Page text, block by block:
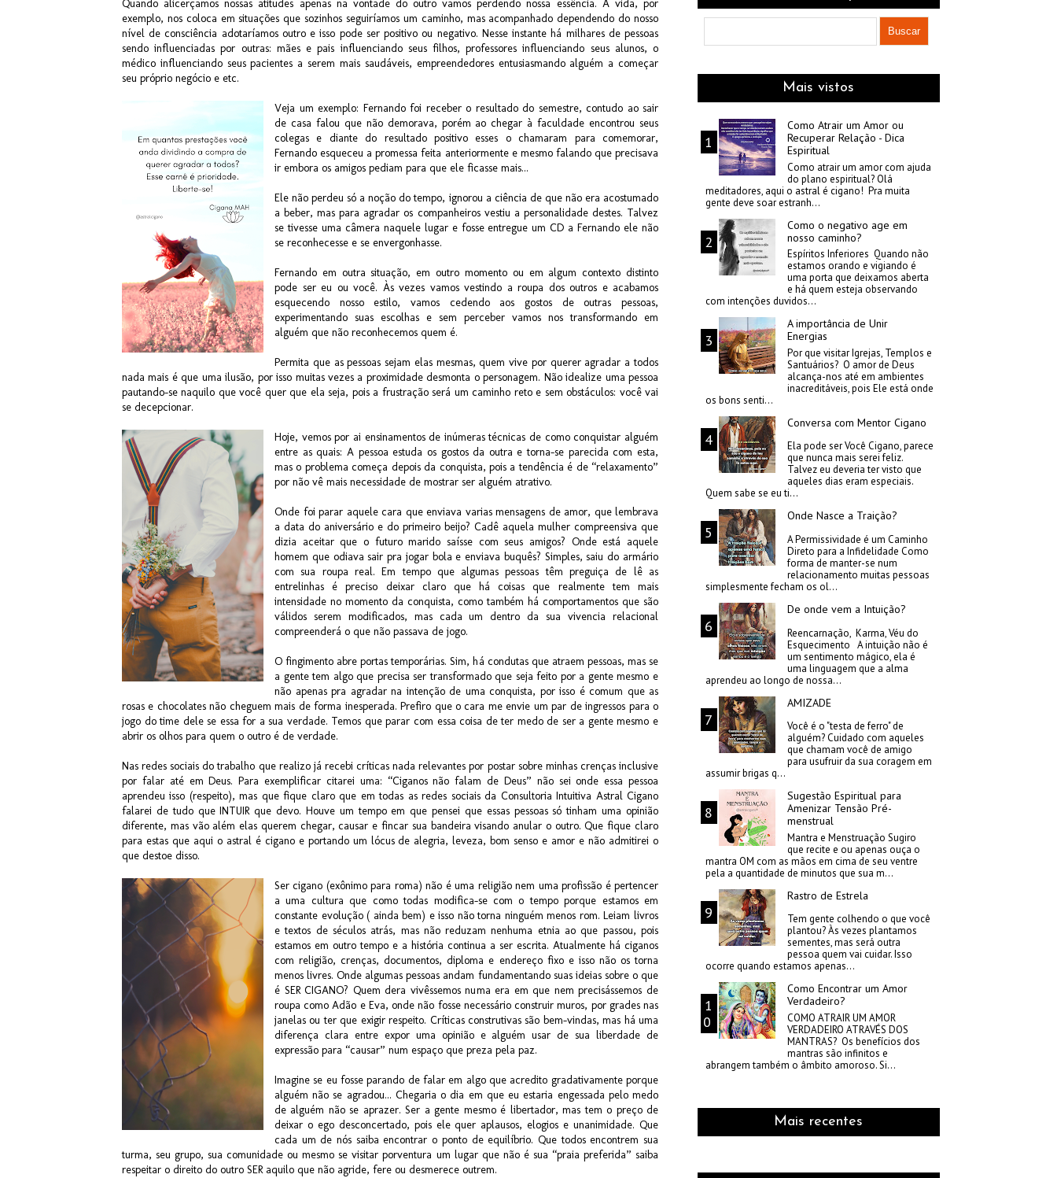
Quando alicerçamos nossas atitudes apenas na vontade do outro vamos perdendo nossa essência. A vida, por
exemplo, nos coloca em situações que sozinhos seguiríamos um caminho, mas acompanhado dependendo do nosso
nível de consciência adotaríamos outro e isso pode ser positivo ou negativo. Nesse instante há milhares de pessoas
sendo influenciadas por outras: mães e pais influenciando seus filhos, professores influenciando seus alunos, o
médico influenciando seus pacientes a serem mais saudáveis, empreendedores entusiasmando alguém a começar
seu próprio negócio e etc.
Veja um exemplo: Fernando foi receber o resultado do semestre, contudo ao sair
de casa falou que não demorava, porém ao chegar à faculdade encontrou seus
colegas e diante do resultado positivo esses o chamaram para comemorar,
Fernando esqueceu a promessa feita anteriormente e mesmo falando que precisava
ir embora os amigos pediam para que ele ficasse mais...
Ele não perdeu só a noção do tempo, ignorou a ciência de que não era acostumado
a beber, mas para agradar os companheiros vestiu a personalidade destes. Talvez
se tivesse uma câmera naquele lugar e fosse entregue um CD a Fernando ele não
se reconhecesse e se envergonhasse.
Fernando em outra situação, em outro momento ou em algum contexto distinto
pode ser eu ou você. Às vezes vamos vestindo a roupa dos outros e acabamos
esquecendo nosso estilo, vamos cedendo aos gostos de outras pessoas,
experimentando suas escolhas e sem perceber vamos nos transformando em
alguém que não reconhecemos quem é.
Permita que as pessoas sejam elas mesmas, quem vive por querer agradar a todos
nada mais é que uma ilusão, por isso muitas vezes a proximidade desmonta o personagem. Não idealize uma pessoa
pautando-se naquilo que você quer que ela seja, pois a frustração será um caminho reto e sem obstáculos: você vai
se decepcionar.
Hoje, vemos por ai ensinamentos de inúmeras técnicas de como conquistar alguém
entre as quais: A pessoa estuda os gostos da outra e torna-se parecida com esta,
mas o problema começa depois da conquista, pois a tendência é de “relaxamento”
por não vê mais necessidade de mostrar ser alguém atrativo.
Onde foi parar aquele cara que enviava varias mensagens de amor, que lembrava
a data do aniversário e do primeiro beijo? Cadê aquela mulher compreensiva que
dizia aceitar que o futuro marido saísse com seus amigos? Onde está aquele
homem que odiava sair pra jogar bola e enviava buquês? Simples, saiu do armário
com sua roupa real. Em tempo que algumas pessoas têm preguiça de lê as
entrelinhas é preciso deixar claro que há coisas que realmente tem mais
intensidade no momento da conquista, como também há comportamentos que são
válidos serem modificados, mas cada um dentro da sua vivencia relacional
compreenderá o que não passava de jogo.
O fingimento abre portas temporárias. Sim, há condutas que atraem pessoas, mas se
a gente tem algo que precisa ser transformado que seja feito por a gente mesmo e
não apenas pra agradar na intenção de uma conquista, por isso é comum que as
rosas e chocolates não cheguem mais de forma inesperada. Prefiro que o cara me envie um par de ingressos para o
jogo do time dele se essa for a sua verdade. Temos que parar com essa coisa de ter medo de ser a gente mesmo e
abrir os olhos para quem o outro é de verdade.
Nas redes sociais do trabalho que realizo já recebi críticas nada relevantes por postar sobre minhas crenças inclusive
por falar até em Deus. Para exemplificar citarei uma: “Ciganos não falam de Deus” não sei onde essa pessoa
aprendeu isso (respeito), mas que fique claro que em todas as redes sociais da Consultoria Intuitiva Astral Cigano
falarei de tudo que INTUIR que devo. Houve um tempo em que pensei que essas pessoas só tinham uma opinião
diferente, mas vão além elas querem chegar, causar e fincar sua bandeira visando anular o outro. Que fique claro
para estas que aqui o astral é cigano e portando um lócus de alegria, leveza, bom senso e amor e não admitirei o
que destoe disso.
Ser cigano (exônimo para roma) não é uma religião nem uma profissão é pertencer
a uma cultura que como todas modifica-se com o tempo porque estamos em
constante evolução ( ainda bem) e isso não torna ninguém menos rom. Leiam livros
e textos de séculos atrás, mas não reduzam nenhuma etnia ao que passou, pois
estamos em outro tempo e a história continua a ser escrita. Atualmente há ciganos
com religião, crenças, documentos, diploma e endereço fixo e isso não os torna
menos livres. Onde algumas pessoas andam fundamentando suas ideias sobre o que
é SER CIGANO? Quem dera vivêssemos numa era em que nem precisássemos de
roupa como Adão e Eva, onde não fosse necessário construir muros, por grades nas
janelas ou ter que exigir respeito. Críticas construtivas são bem-vindas, mas há uma
diferença clara entre expor uma opinião e alguém usar de sua liberdade de
expressão para “causar” num espaço que preza pela paz.
Imagine se eu fosse parando de falar em algo que acredito gradativamente porque
alguém não se agradou... Chegaria o dia em que eu estaria engessada pelo medo
de alguém não se aprazer. Ser a gente mesmo é libertador, mas tem o preço de
deixar o ego desconcertado, pois ele quer aplausos, elogios e unanimidade. Que
cada um de nós saiba encontrar o ponto de equilíbrio. Que todos encontrem sua
turma, seu grupo, sua comunidade ou mesmo se visitar porventura um lugar que não é sua “praia preferida” saiba
respeitar o direito do outro SER aquilo que não agride, fere ou desmerece outrem.
Mais vistos
Como Atrair um Amor ou
Recuperar Relação - Dica
Espiritual
Como atrair um amor com ajuda
do plano espiritual? Olá
meditadores, aqui o astral é cigano! Pra muita
gente deve soar estranh...
Como o negativo age em
nosso caminho?
Espíritos Inferiores Quando não
estamos orando e vigiando é
uma porta que deixamos aberta
e há quem esteja observando
com intenções duvidos...
A importância de Unir
Energias
Por que visitar Igrejas, Templos e
Santuários? O amor de Deus
alcança-nos até em ambientes
inacreditáveis, pois Ele está onde
os bons senti...
Conversa com Mentor Cigano
Ela pode ser Você Cigano, parece
que nunca mais serei feliz.
Talvez eu deveria ter visto que
aqueles dias eram especiais.
Quem sabe se eu ti...
Onde Nasce a Traição?
A Permissividade é um Caminho
Direto para a Infidelidade Como
forma de manter-se num
relacionamento muitas pessoas
simplesmente fecham os ol...
De onde vem a Intuição?
Reencarnação, Karma, Véu do
Esquecimento A intuição não é
um sentimento mágico, ela é
uma linguagem que a alma
aprendeu ao longo de nossa...
AMIZADE
Você é o "testa de ferro" de
alguém? Cuidado com aqueles
que chamam você de amigo
para usufruir da sua coragem em
assumir brigas q...
Sugestão Espiritual para
Amenizar Tensão Pré-
menstrual
Mantra e Menstruação Sugiro
que recite e ou apenas ouça o
mantra OM com as mãos em cima de seu ventre
pela a quantidade de minutos que sua m...
Rastro de Estrela
Tem gente colhendo o que você
plantou? Às vezes plantamos
sementes, mas será outra
pessoa quem vai cuidar. Isso
ocorre quando estamos apenas...
Como Encontrar um Amor
Verdadeiro?
COMO ATRAIR UM AMOR
VERDADEIRO ATRAVÉS DOS
MANTRAS? Os benefícios dos
mantras são infinitos e
abrangem também o âmbito amoroso. Si...
Mais recentes